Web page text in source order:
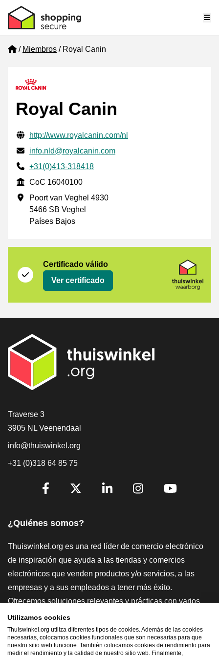
Home
Miembros Royal Canin
Royal Canin
Información de contacto verificada
Website URL
http://www.royalcanin.com/nl
Envía un correo electrónico a
info.nld@royalcanin.com
Phone number
+31(0)413-318418
CoC
CoC 16040100
Dirección de la empresa
Poort van Veghel 4930
5466 SB Veghel
Países Bajos
Certificado válido
Ver certificado
[_General:Contact]
Traverse 3
3905 NL Veenendaal
info@thuiswinkel.org
+31 (0)318 64 85 75
[_General:SocialMediaTitle]
¿Quiénes somos?
Thuiswinkel.org es una red líder de comercio electrónico
de inspiración que ayuda a las tiendas y comercios
electrónicos que venden productos y/o servicios, a las
empresas y a sus empleados a tener más éxito.
Ofrecemos soluciones relevantes y prácticas con varios
sellos de confianza, Thuiswinkel Reviews, herramientas y
asesoramiento jurídico, defensa, estudios de mercado, y
tenemos nuestra propia plataforma educativa, la
Utilizamos cookies
Thuiswinkel.org utiliza diferentes tipos de cookies. Además de las cookies
necesarias, colocamos cookies funcionales que son necesarias para que
nuestro sitio web funcione. También colocamos cookies de rendimiento para
medir el rendimiento y la calidad de nuestro sitio web. Finalmente,